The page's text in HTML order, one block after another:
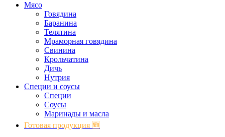
Мясо
Говядина
Баранина
Телятина
Мраморная говядина
Свинина
Крольчатина
Дичь
Нутрия
Специи и соусы
Специи
Соусы
Маринады и масла
Готовая продукция 🆕